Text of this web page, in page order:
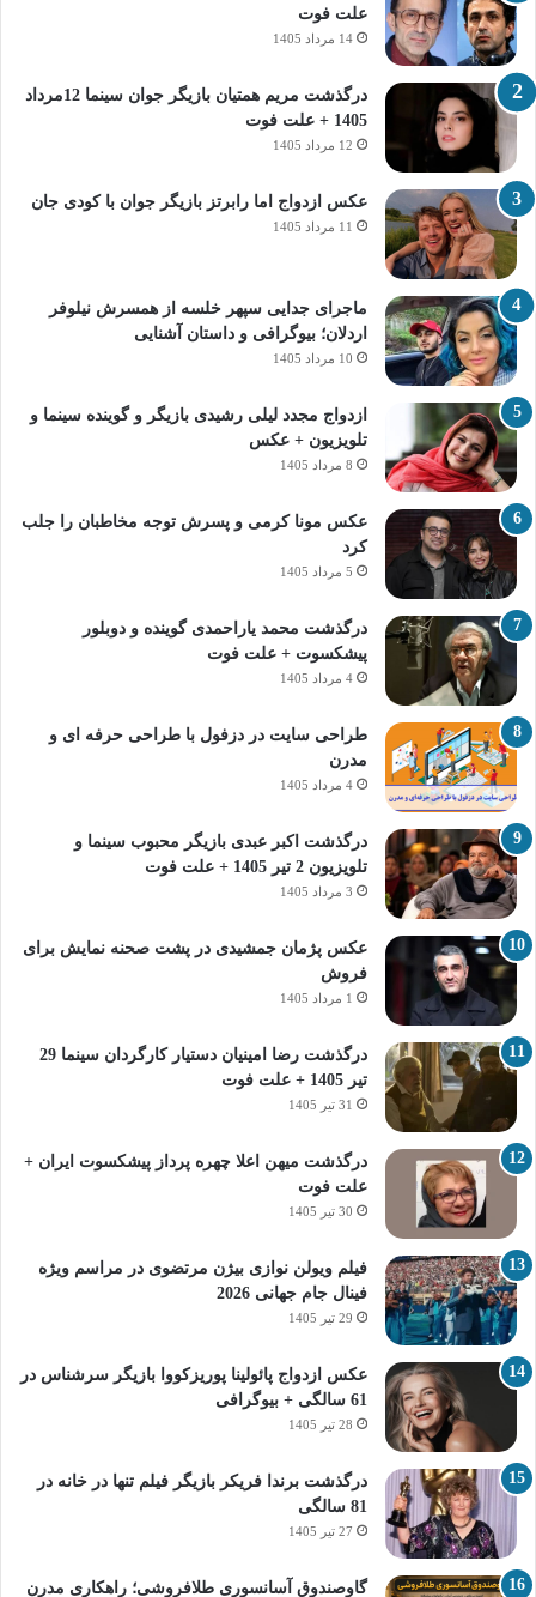
علت فوت
14 مرداد 1405
درگذشت مریم همتیان بازیگر جوان سینما 12مرداد
1405 + علت فوت
12 مرداد 1405
عکس ازدواج اما رابرتز بازیگر جوان با کودی جان
11 مرداد 1405
ماجرای جدایی سپهر خلسه از همسرش نیلوفر
اردلان؛ بیوگرافی و داستان آشنایی
10 مرداد 1405
ازدواج مجدد لیلی رشیدی بازیگر و گوینده سینما و
تلویزیون + عکس
8 مرداد 1405
عکس مونا کرمی و پسرش توجه مخاطبان را جلب
کرد
5 مرداد 1405
درگذشت محمد یاراحمدی گوینده و دوبلور
پیشکسوت + علت فوت
4 مرداد 1405
طراحی سایت در دزفول با طراحی حرفه‌ ای و
مدرن
4 مرداد 1405
درگذشت اکبر عبدی بازیگر محبوب سینما و
تلویزیون 2 تیر 1405 + علت فوت
3 مرداد 1405
عکس پژمان جمشیدی در پشت صحنه نمایش برای
فروش
1 مرداد 1405
درگذشت رضا امینیان دستیار کارگردان سینما 29
تیر 1405 + علت فوت
31 تیر 1405
درگذشت میهن اعلا چهره پرداز پیشکسوت ایران +
علت فوت
30 تیر 1405
فیلم ویولن نوازی بیژن مرتضوی در مراسم ویژه
فینال جام جهانی 2026
29 تیر 1405
عکس ازدواج پائولینا پوریزکووا بازیگر سرشناس در
61 سالگی + بیوگرافی
28 تیر 1405
درگذشت برندا فریکر بازیگر فیلم تنها در خانه در
81 سالگی
27 تیر 1405
گاوصندوق آسانسوری طلافروشی؛ راهکاری مدرن